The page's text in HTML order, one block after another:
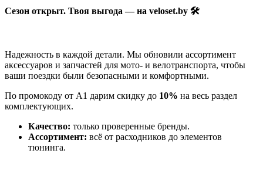
Сезон открыт. Твоя выгода — на veloset.by 🛠
Надежность в каждой детали. Мы обновили ассортимент
аксессуаров и запчастей для мото- и велотранспорта, чтобы
ваши поездки были безопасными и комфортными.
По промокоду от А1 дарим скидку до 10% на весь раздел
комплектующих.
Качество: только проверенные бренды.
Ассортимент: всё от расходников до элементов
тюнинга.